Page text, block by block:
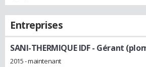
Entreprises
SANI-THERMIQUE IDF- Gérant
2015 - maintenant